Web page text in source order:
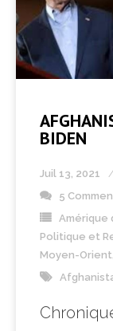
BIDEN
Juil 13, 2021
5
Amérique
Politique et
Moyen-